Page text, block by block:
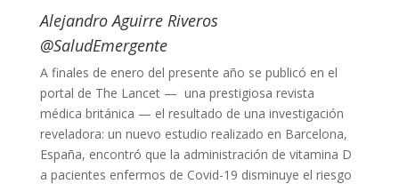
Alejandro Aguirre Riveros
@SaludEmergente
A finales de enero del presente año se publicó en el
portal de The Lancet — una prestigiosa revista
médica británica — el resultado de una investigación
reveladora: un nuevo estudio realizado en Barcelona,
España, encontró que la administración de vitamina D
a pacientes enfermos de Covid-19 disminuye el riesgo